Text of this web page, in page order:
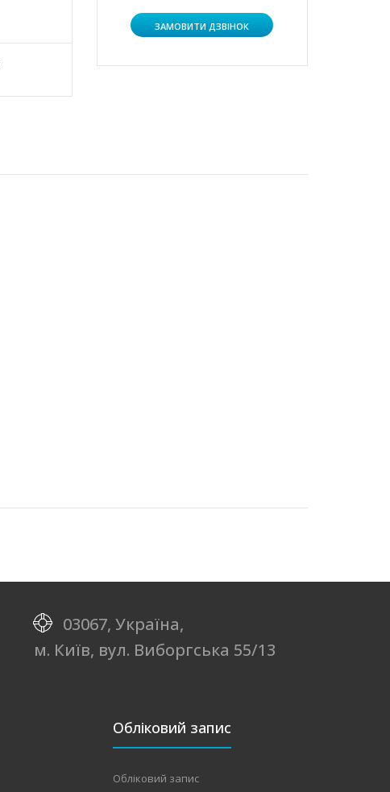
ЗАМОВИТИ ДЗВІНОК
03067, Україна,
м. Київ, вул. Виборгська 55/13
Обліковий запис
Обліковий запис